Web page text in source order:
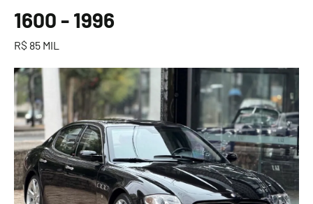
1600 - 1996
R$ 85 MIL